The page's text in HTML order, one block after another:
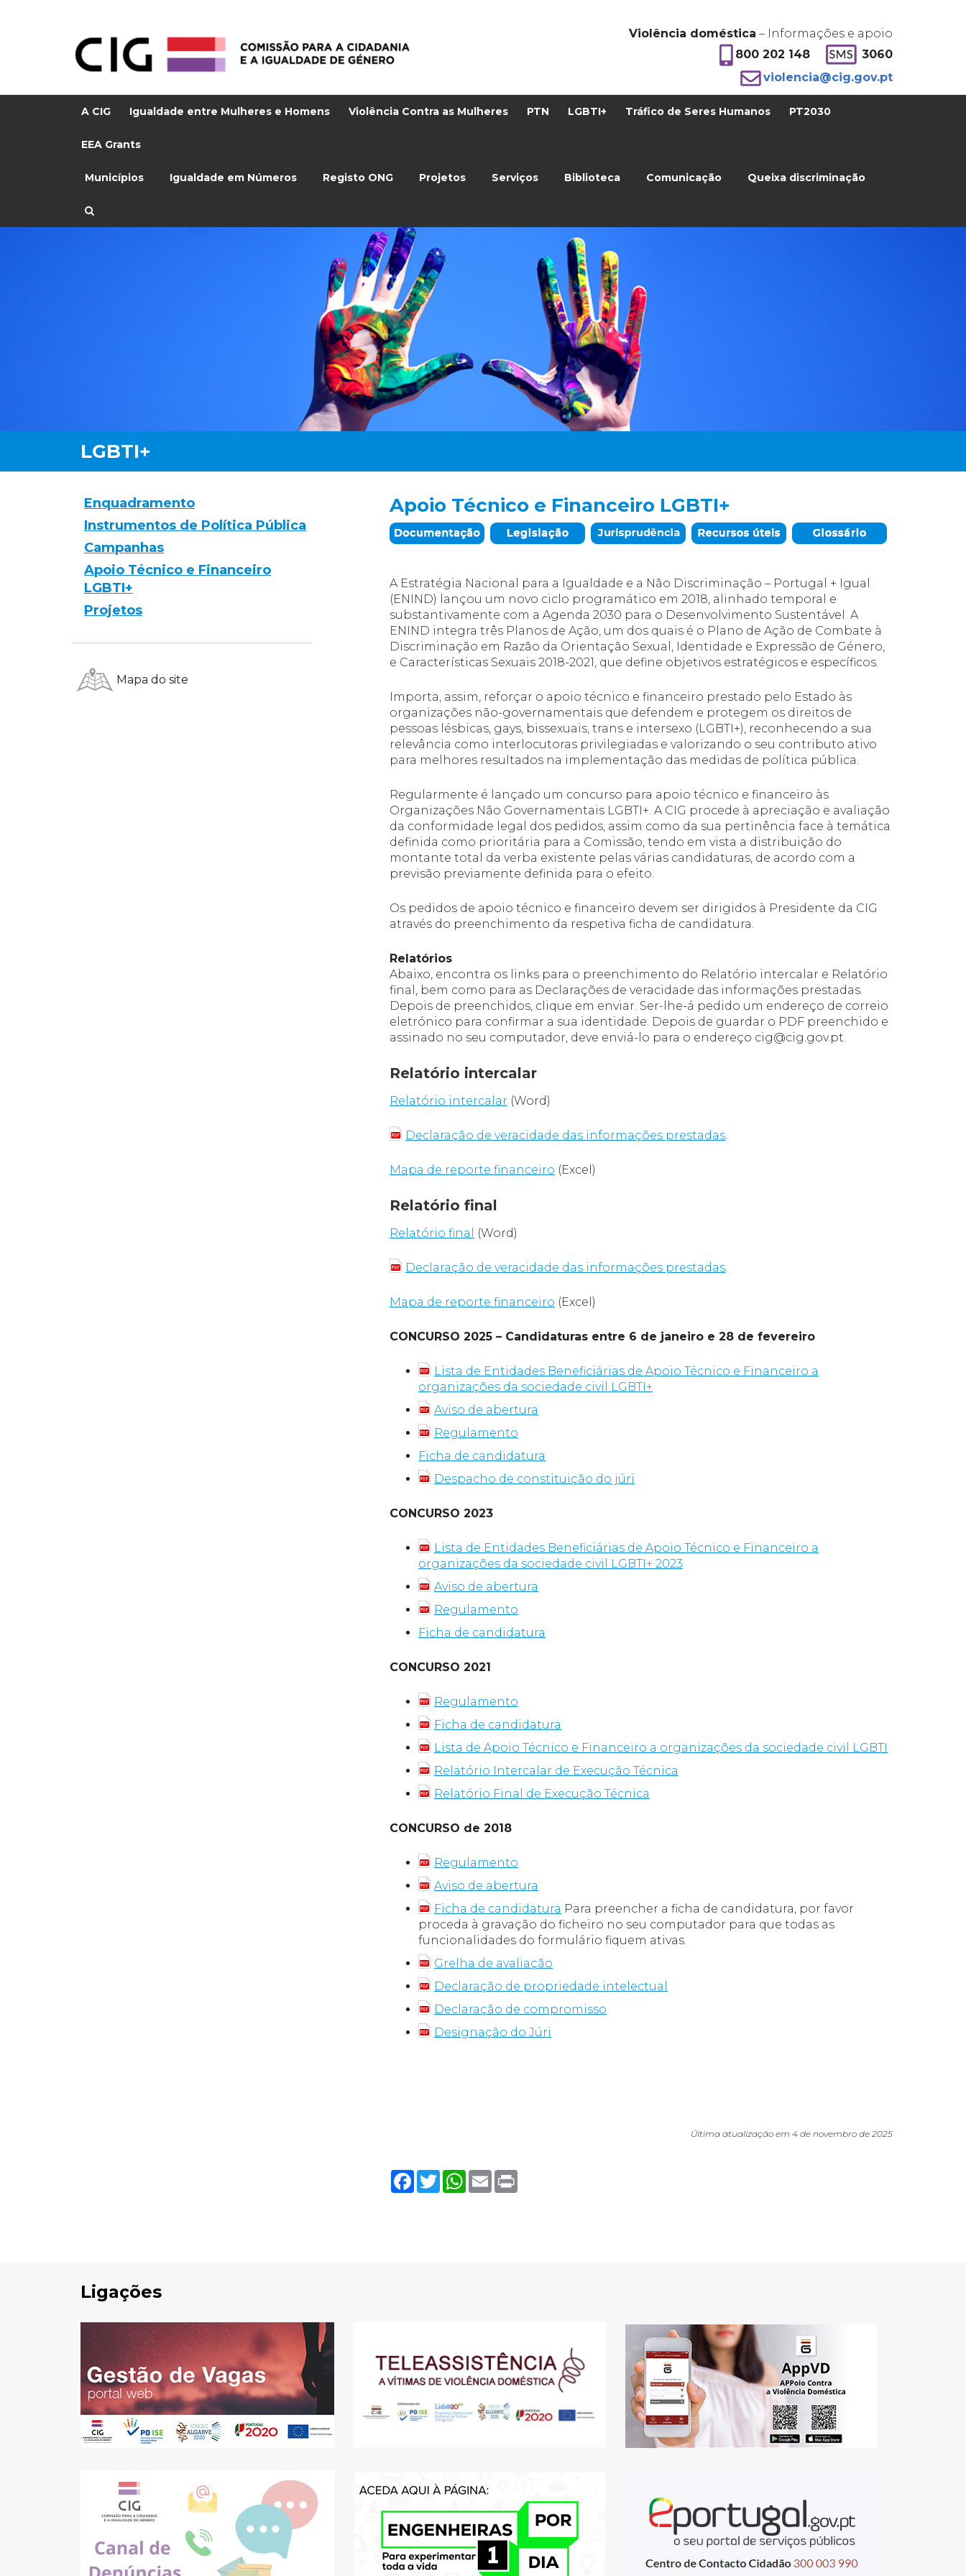
Violência doméstica – Informações e apoio
800 202 148
3060
violencia@cig.gov.pt
A CIG Igualdade entre Mulheres e Homens Violência Contra as Mulheres PTN LGBTI+ Tráfico de Seres Humanos PT2030
EEA Grants
Municípios Igualdade em Números Registo ONG Projetos Serviços Biblioteca Comunicação Queixa discriminação
Apoio Técnico e Financeiro LGBTI+
A Estratégia Nacional para a Igualdade e a Não Discriminação – Portugal + Igual
(ENIND) lançou um novo ciclo programático em 2018, alinhado temporal e
substantivamente com a Agenda 2030 para o Desenvolvimento Sustentável. A
ENIND integra três Planos de Ação, um dos quais é o Plano de Ação de Combate à
Discriminação em Razão da Orientação Sexual, Identidade e Expressão de Género,
e Características Sexuais 2018-2021, que define objetivos estratégicos e específicos.
Importa, assim, reforçar o apoio técnico e financeiro prestado pelo Estado às
organizações não-governamentais que defendem e protegem os direitos de
pessoas lésbicas, gays, bissexuais, trans e intersexo (LGBTI+), reconhecendo a sua
relevância como interlocutoras privilegiadas e valorizando o seu contributo ativo
para melhores resultados na implementação das medidas de política pública.
Regularmente é lançado um concurso para apoio técnico e financeiro às
Organizações Não Governamentais LGBTI+. A CIG procede à apreciação e avaliação
da conformidade legal dos pedidos, assim como da sua pertinência face à temática
definida como prioritária para a Comissão, tendo em vista a distribuição do
montante total da verba existente pelas várias candidaturas, de acordo com a
previsão previamente definida para o efeito.
Os pedidos de apoio técnico e financeiro devem ser dirigidos à Presidente da CIG
através do preenchimento da respetiva ficha de candidatura.
Relatórios
Abaixo, encontra os links para o preenchimento do Relatório intercalar e Relatório
final, bem como para as Declarações de veracidade das informações prestadas.
Depois de preenchidos, clique em enviar. Ser-lhe-á pedido um endereço de correio
eletrónico para confirmar a sua identidade. Depois de guardar o PDF preenchido e
assinado no seu computador, deve enviá-lo para o endereço cig@cig.gov.pt.
Relatório intercalar
Relatório intercalar (Word)
Declaração de veracidade das informações prestadas.
Mapa de reporte financeiro (Excel)
Relatório final
Relatório final (Word)
Declaração de veracidade das informações prestadas.
Mapa de reporte financeiro (Excel)
CONCURSO 2025 – Candidaturas entre 6 de janeiro e 28 de fevereiro
Lista de Entidades Beneficiárias de Apoio Técnico e Financeiro a
organizações da sociedade civil LGBTI+
Aviso de abertura
Regulamento
Ficha de candidatura
Despacho de constituição do júri
CONCURSO 2023
Lista de Entidades Beneficiárias de Apoio Técnico e Financeiro a
organizações da sociedade civil LGBTI+ 2023
Aviso de abertura
Regulamento
Ficha de candidatura
CONCURSO 2021
Regulamento
Ficha de candidatura
Lista de Apoio Técnico e Financeiro a organizações da sociedade civil LGBTI
Relatório Intercalar de Execução Técnica
Relatório Final de Execução Técnica
CONCURSO de 2018
Regulamento
Aviso de abertura
Ficha de candidatura Para preencher a ficha de candidatura, por favor
proceda à gravação do ficheiro no seu computador para que todas as
funcionalidades do formulário fiquem ativas.
Grelha de avaliação
Declaração de propriedade intelectual
Declaração de compromisso
Designação do Júri
Última atualização em 4 de novembro de 2025
Facebook
TwitterWhatsApp
Email
Enquadramento
Instrumentos de Política Pública
Campanhas
Apoio Técnico e Financeiro
LGBTI+
Projetos
Mapa do site
Ligações